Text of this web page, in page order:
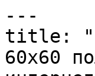
---
title:
60х60